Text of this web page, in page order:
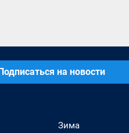
на новости
Зима